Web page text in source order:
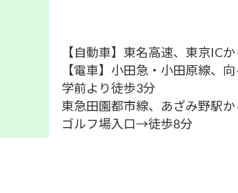
【自動車】東名高速、東京IC
【電車】小田急・小田原線、
学前より徒歩3分
東急田園都市線、あざみ野駅
ゴルフ場入口→徒歩8分